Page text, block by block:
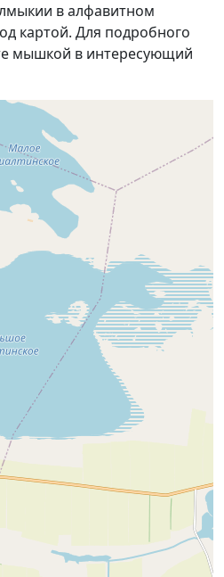
в алфавитном
картой. Для подробного
мышкой в интересующий